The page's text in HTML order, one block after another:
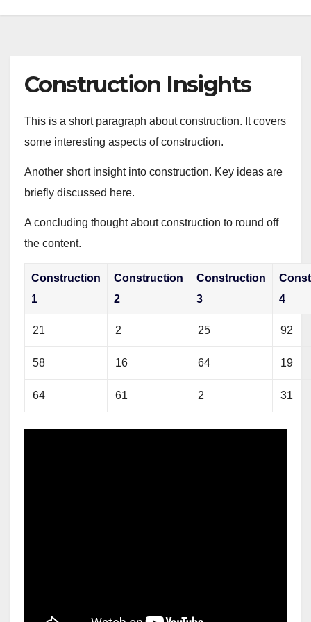
Construction Insights
This is a short paragraph about construction. It covers
some interesting aspects of construction.
Another short insight into construction. Key ideas are
briefly discussed here.
A concluding thought about construction to round off
the content.
Construction
1
Construction
2
Construction
3
4
21 2 25 92
58 16 64 19
64 61 2 31